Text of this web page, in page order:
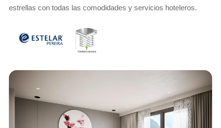
estrellas con todas las comodidades y servicios hoteleros.